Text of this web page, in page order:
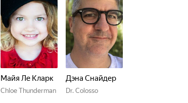
Майя Ле Кларк
Chloe Thunderman
Дэна Снайдер
Dr. Colosso